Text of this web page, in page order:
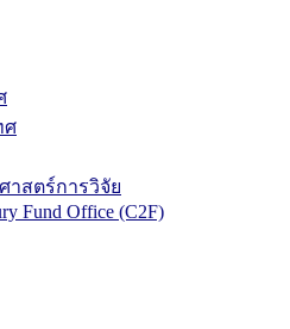
ศ
สตร์การวิจัย
Fund Office (C2F)